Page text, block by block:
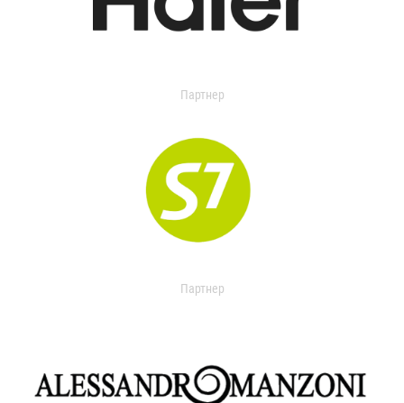
Партнер
Партнер